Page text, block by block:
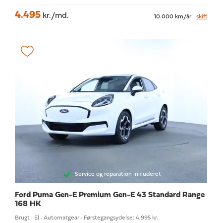
4.495 kr./md. 10.000 km/år skift
Service og reparation inkluderet
Ford Puma Gen-E Premium Gen-E 43 Standard Range
168 HK
Brugt · El · Automatgear · Førstegangsydelse: 4.995 kr.